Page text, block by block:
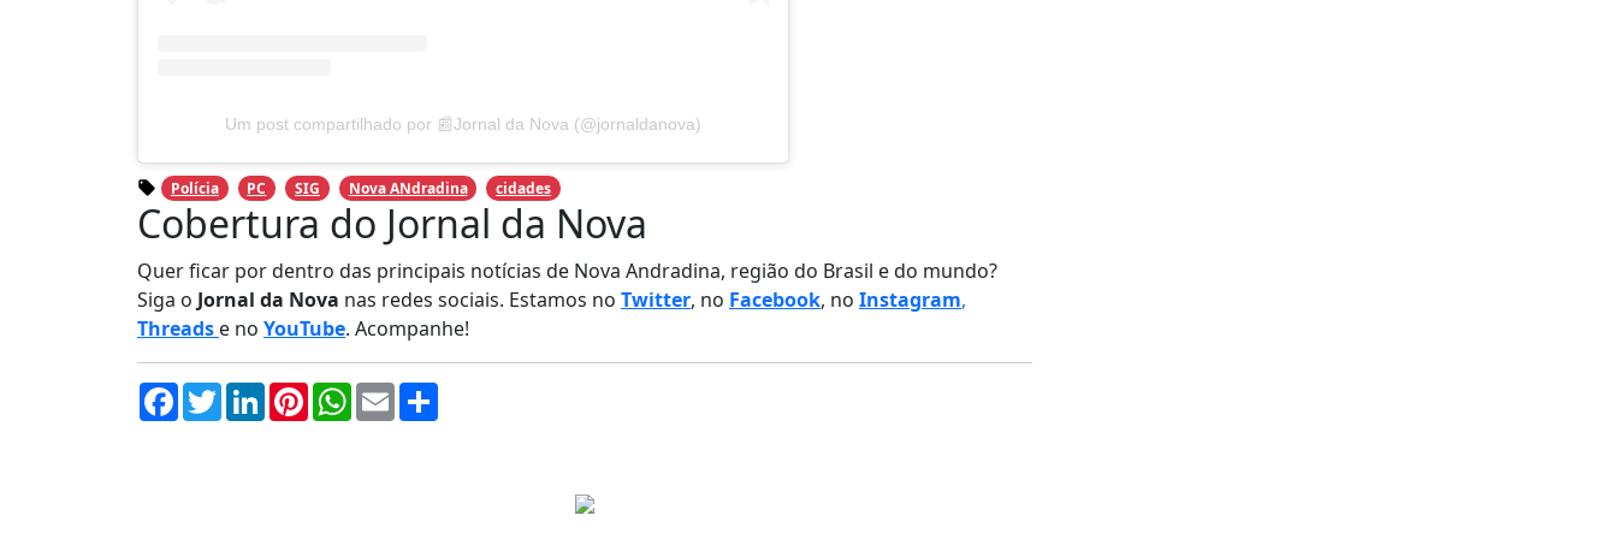
Um post compartilhado por 📰Jornal da Nova (@jornaldanova)
Polícia PC SIG Nova ANdradina cidades
Cobertura do Jornal da Nova
Quer ficar por dentro das principais notícias de Nova Andradina, região do Brasil e do mundo?
Siga o Jornal da Nova nas redes sociais. Estamos no Twitter, no Facebook, no Instagram,
Threads e no YouTube. Acompanhe!
Facebook
TwitterLinkedInPinterestWhatsApp
Email